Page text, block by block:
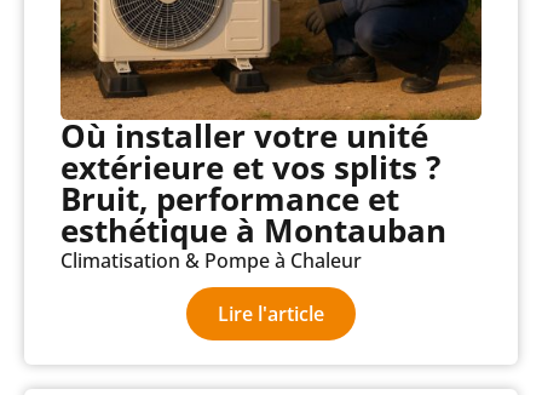
Où installer votre unité
extérieure et vos splits ?
Bruit, performance et
esthétique à Montauban
Climatisation & Pompe à Chaleur
Lire l'article